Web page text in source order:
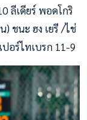
ลีเดียร์ พอดโกริ
ชนะ ฮง เยรี /ไช่
อร์ไทเบรก 11-9